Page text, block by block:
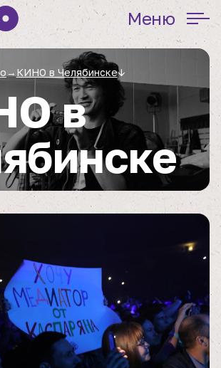
Меню
→ КИНО в Челябинске↓
в